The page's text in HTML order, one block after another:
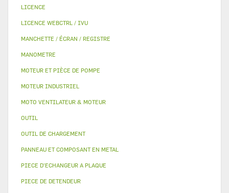
LICENCE
LICENCE WEBCTRL / IVU
MANCHETTE / ÉCRAN / REGISTRE
MANOMETRE
MOTEUR ET PIÈCE DE POMPE
MOTEUR INDUSTRIEL
MOTO VENTILATEUR & MOTEUR
OUTIL
OUTIL DE CHARGEMENT
PANNEAU ET COMPOSANT EN METAL
PIECE D'ECHANGEUR A PLAQUE
PIECE DE DETENDEUR